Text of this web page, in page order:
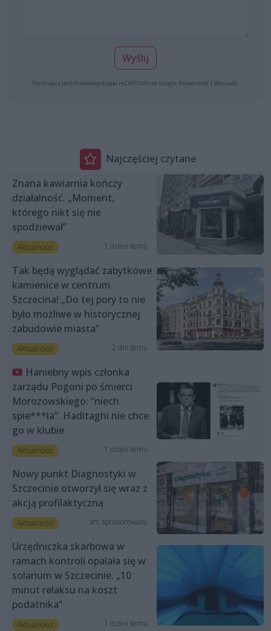
Wyślij
Formularz jest chroniony dzięki reCAPTCHA od Google: Prywatność | Warunki
Najczęściej czytane
Znana kawiarnia kończy
działalność. „Moment,
którego nikt się nie
spodziewał”
Aktualności 1 dzień temu
Tak będą wyglądać zabytkowe
kamienice w centrum
Szczecina! „Do tej pory to nie
było możliwe w historycznej
zabudowie miasta”
Aktualności 2 dni temu
Haniebny wpis członka
zarządu Pogoni po śmierci
Morozowskiego: “niech
spie***la”. Haditaghi nie chce
go w klubie
Aktualności 1 dzień temu
Nowy punkt Diagnostyki w
Szczecinie otworzył się wraz z
akcją profilaktyczną
Aktualności art. sponsorowany
Urzędniczka skarbowa w
ramach kontroli opalała się w
solarium w Szczecinie. „10
minut relaksu na koszt
podatnika”
Aktualności 1 dzień temu